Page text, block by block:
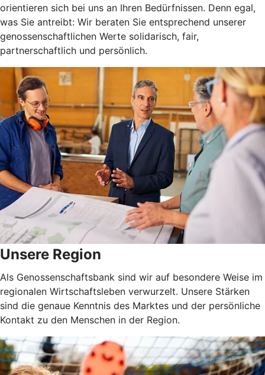
orientieren sich bei uns an Ihren Bedürfnissen. Denn egal,
was Sie antreibt: Wir beraten Sie entsprechend unserer
genossenschaftlichen Werte solidarisch, fair,
partnerschaftlich und persönlich.
Unsere Region
Als Genossenschaftsbank sind wir auf besondere Weise im
regionalen Wirtschaftsleben verwurzelt. Unsere Stärken
sind die genaue Kenntnis des Marktes und der persönliche
Kontakt zu den Menschen in der Region.